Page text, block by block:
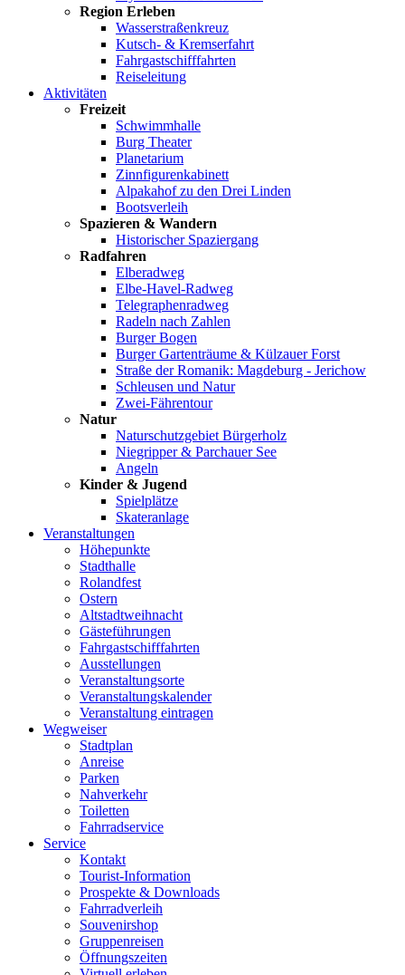
Region Erleben
Wasserstraßenkreuz
Kutsch- & Kremserfahrt
Fahrgastschifffahrten
Reiseleitung
Aktivitäten
Freizeit
Schwimmhalle
Burg Theater
Planetarium
Zinnfigurenkabinett
Alpakahof zu den Drei Linden
Bootsverleih
Spazieren & Wandern
Historischer Spaziergang
Radfahren
Elberadweg
Elbe-Havel-Radweg
Telegraphenradweg
Radeln nach Zahlen
Burger Bogen
Burger Gartenträume & Külzauer Forst
Straße der Romanik: Magdeburg - Jerichow
Schleusen und Natur
Zwei-Fährentour
Natur
Naturschutzgebiet Bürgerholz
Niegripper & Parchauer See
Angeln
Kinder & Jugend
Spielplätze
Skateranlage
Veranstaltungen
Höhepunkte
Stadthalle
Rolandfest
Ostern
Altstadtweihnacht
Gästeführungen
Fahrgastschifffahrten
Ausstellungen
Veranstaltungsorte
Veranstaltungskalender
Veranstaltung eintragen
Wegweiser
Stadtplan
Anreise
Parken
Nahverkehr
Toiletten
Fahrradservice
Service
Kontakt
Tourist-Information
Prospekte & Downloads
Fahrradverleih
Souvenirshop
Gruppenreisen
Öffnungszeiten